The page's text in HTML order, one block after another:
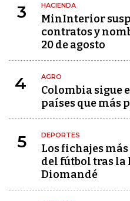
3 HACIENDA
MinInterior
contratos y
20 de agosto
4 AGRO
Colombia sigue
países que más
5 DEPORTES
Los fichajes
del fútbol tras la
Diomandé